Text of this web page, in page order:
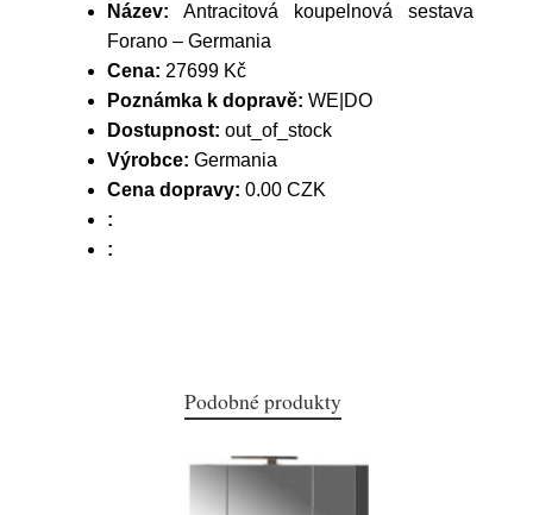
Název: Antracitová koupelnová sestava
Forano – Germania
Cena: 27699 Kč
Poznámka k dopravě: WE|DO
Dostupnost: out_of_stock
Výrobce: Germania
Cena dopravy: 0.00 CZK
:
:
Podobné produkty